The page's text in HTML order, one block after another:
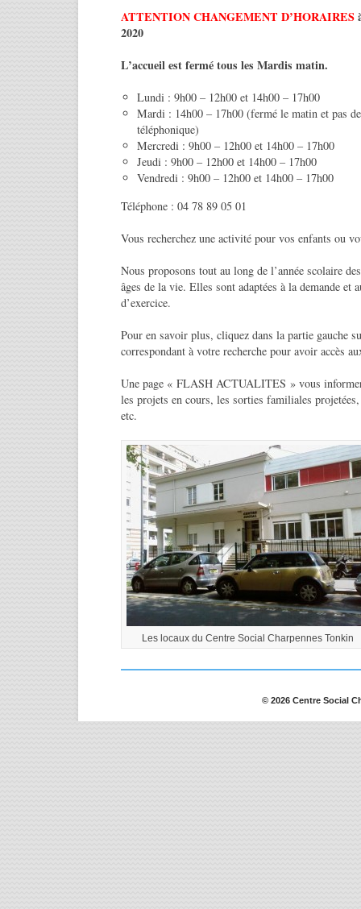
ATTENTION CHANGEMENT D’HORAIRES
2020
L’accueil est fermé tous les Mardis matin.
Lundi : 9h00 – 12h00 et 14h00 – 17h00
Mardi : 14h00 – 17h00 (fermé le matin et pas
téléphonique)
Mercredi : 9h00 – 12h00 et 14h00 – 17h00
Jeudi : 9h00 – 12h00 et 14h00 – 17h00
Vendredi : 9h00 – 12h00 et 14h00 – 17h00
Téléphone : 04 78 89 05 01
Vous recherchez une activité pour vos enfants ou
Nous proposons tout au long de l’année scolaire
âges de la vie. Elles sont adaptées à la demande et
d’exercice.
Pour en savoir plus, cliquez dans la partie gauche
correspondant à votre recherche pour avoir accès
Une page « FLASH ACTUALITES » vous
les projets en cours, les sorties familiales
etc.
Les locaux du Centre Social Charpennes Tonkin
© 2026 Centre Social